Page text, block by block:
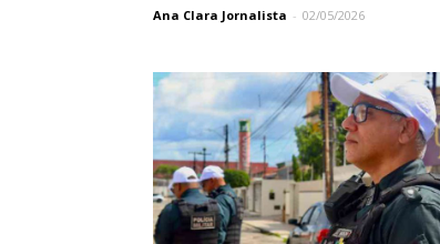
Ana Clara Jornalista - 02/05/2026